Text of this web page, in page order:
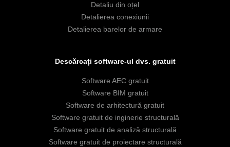
Detaliu din oțel
Detalierea conexiunii
Detalierea barelor de armare
Descărcați software-ul dvs. gratuit
Software AEC gratuit
Software BIM gratuit
Software de arhitectură gratuit
Software gratuit de inginerie structurală
Software gratuit de analiză structurală
Software gratuit de proiectare structurală